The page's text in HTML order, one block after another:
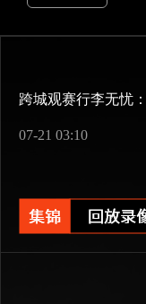
07-21 03:10